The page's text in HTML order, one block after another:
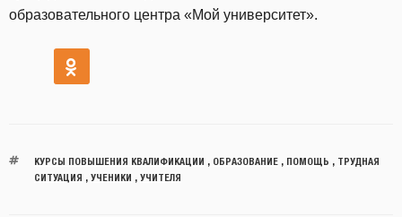
образовательного центра «Мой университет».
КУРСЫ ПОВЫШЕНИЯ КВАЛИФИКАЦИИ , ОБРАЗОВАНИЕ, ПОМОЩЬ , ТРУДНАЯ
СИТУАЦИЯ , УЧЕНИКИ , УЧИТЕЛЯ